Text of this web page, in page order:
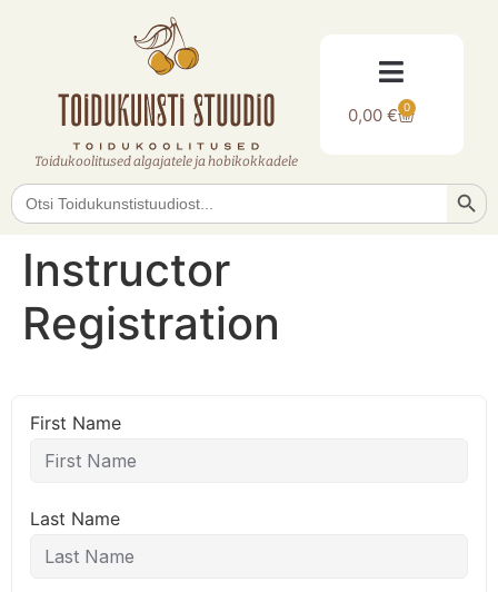
Toidukoolitused algajatele ja hobikokkadele
0,00€ 0
Search
for:
Instructor
Registration
First Name
Last Name